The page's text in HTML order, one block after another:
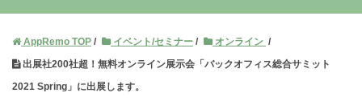
導入事例
価格
AppRemo TOP イベント/セミナー
オンライン
出展社200社超！無料オンライン展示会「バックオフィス総合サミット
2021 Spring」に出展します。